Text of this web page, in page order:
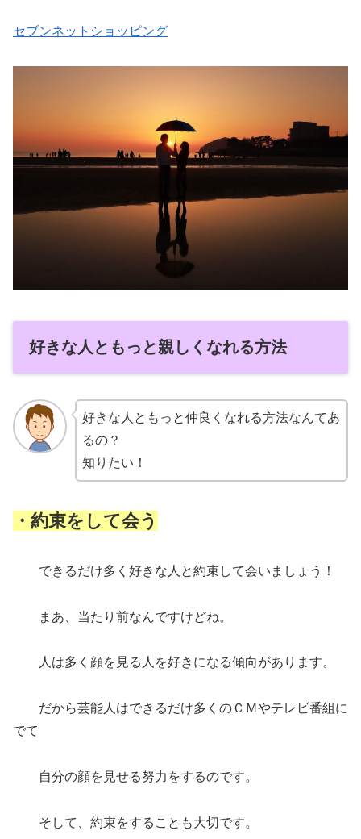
セブンネットショッピング
好きな人ともっと親しくなれる方法
好きな人ともっと仲良くなれる方法なんてあ
るの？
知りたい！
・約束をして会う
できるだけ多く好きな人と約束して会いましょう！
まあ、当たり前なんですけどね。
人は多く顔を見る人を好きになる傾向があります。
だから芸能人はできるだけ多くのＣＭやテレビ番組に
でて
自分の顔を見せる努力をするのです。
そして、約束をすることも大切です。